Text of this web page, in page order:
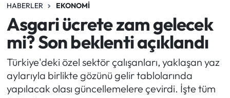
HABERLER EKONOMI
Asgari ücrete zam gelecek
mi? Son beklenti açıklandı
Türkiye'deki özel sektör çalışanları, yaklaşan yaz
aylarıyla birlikte gözünü gelir tablolarında
yapılacak olası güncellemelere çevirdi. İşte tüm
EĞİTİM
EKONOMİ
GÜNCEL
GÜNDEM
Süper Lig Puan Durumu ve Fikstür
Tüm Manşetler
Son Dakika Haberleri
Haber Arşivi